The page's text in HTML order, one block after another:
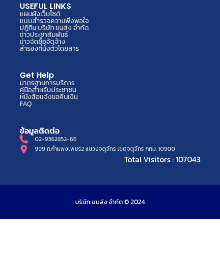
USEFUL LINKS
แผนผังเว็บไซต์
แบบสำรวจความพึงพอใจ
ปฏิทิน บริษัท ขนส่ง จำกัด
ข่าวประชาสัมพันธ์
ข่าวจัดซื้อจัดจ้าง
สำรองที่นั่งตั๋วโดยสาร
Get Help
มาตรฐานการบริการ
คู่มือสำหรับประชาชน
หนังสือแจ้งขอคืนเงิน
FAQ
ข้อมูลติดต่อ
02-9362852-66
999 ถ.กำแพงเพชร2 แขวงจตุจักร เขตจตุจักร กทม. 10900
Total Visitors : 107043
บริษัท ขนส่ง จำกัด © 2024